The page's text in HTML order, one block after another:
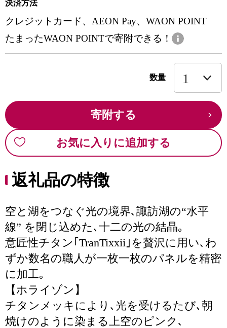
決済方法
クレジットカード、AEON Pay、WAON POINT
たまったWAON POINTで寄附できる！
数量
寄附する
お気に入りに追加する
返礼品の特徴
空と湖をつなぐ光の境界､諏訪湖の“水平
線” を閉じ込めた､十二の光の結晶｡
意匠性チタン｢TranTixxii｣を贅沢に用い､わ
ずか数名の職人が一枚一枚のパネルを精密
に加工｡
【ホライゾン】
チタンメッキにより､光を受けるたび､朝
焼けのように染まる上空のピンク､